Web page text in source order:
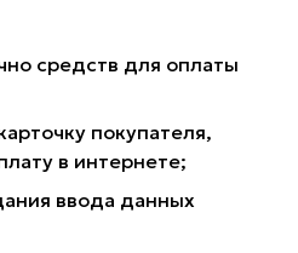
средств для оплаты
покупателя,
в интернете;
ввода данных